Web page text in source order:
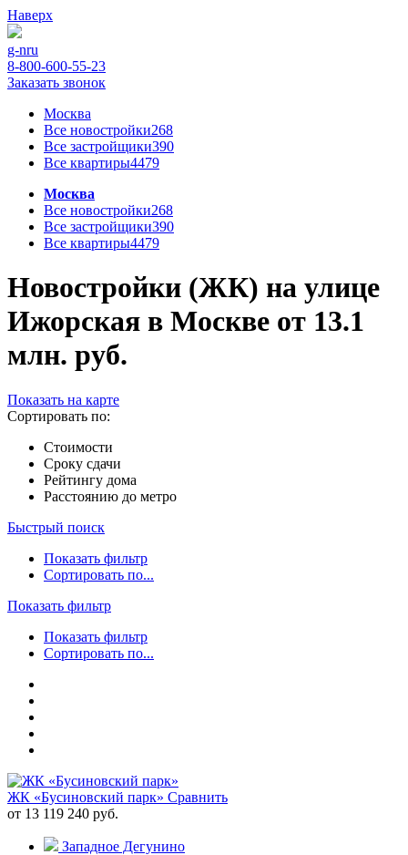
Наверх
g-nru
8-800-600-55-23
Заказать звонок
Москва
Все новостройки268
Все застройщики390
Все квартиры4479
Москва
Все новостройки268
Все застройщики390
Все квартиры4479
Новостройки (ЖК) на улице
Ижорская в Москве от 13.1
млн. руб.
Показать на карте
Сортировать по:
Стоимости
Сроку сдачи
Рейтингу дома
Расстоянию до метро
Быстрый поиск
Показать фильтр
Сортировать по...
Показать фильтр
Показать фильтр
Сортировать по...
ЖК «Бусиновский парк» Сравнить
от 13 119 240 руб.
Западное Дегунино